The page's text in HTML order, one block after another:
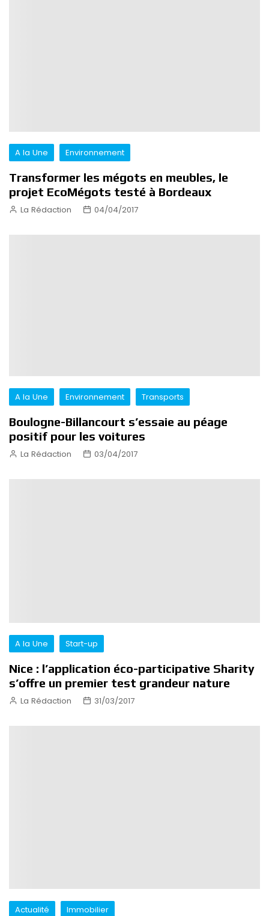
A la Une Environnement
Transformer les mégots en meubles, le
projet EcoMégots testé à Bordeaux
La Rédaction 04/04/2017
A la Une Environnement Transports
Boulogne-Billancourt s’essaie au péage
positif pour les voitures
La Rédaction 03/04/2017
A la Une Start-up
Nice : l’application éco-participative Sharity
s’offre un premier test grandeur nature
La Rédaction 31/03/2017
Actualité Immobilier